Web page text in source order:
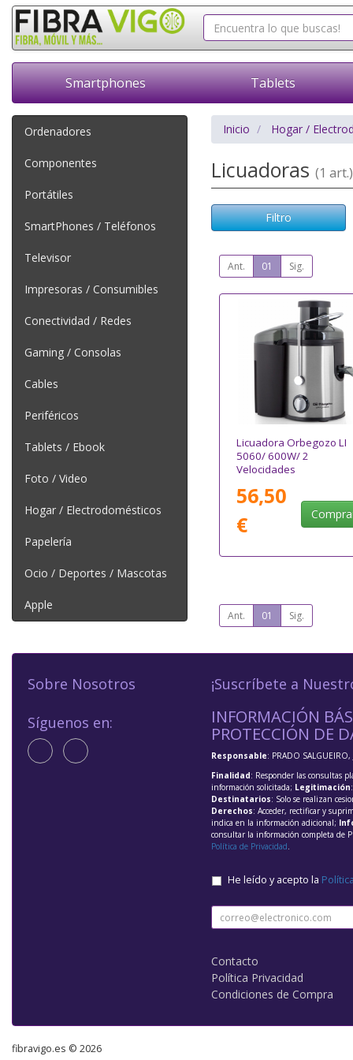
Smartphones Tablets
Ordenadores
Componentes
Portátiles
SmartPhones / Teléfonos
Televisor
Impresoras / Consumibles
Conectividad / Redes
Gaming / Consolas
Cables
Periféricos
Tablets / Ebook
Foto / Video
Hogar / Electrodomésticos
Papelería
Ocio / Deportes / Mascotas
Apple
Inicio Hogar /
Licuadoras (1 art.)
Filtro
Ant. 01 Sig.
Licuadora Orbegozo LI
5060/ 600W/ 2
Velocidades
56,50
€
Ant. 01 Sig.
Sobre Nosotros
Síguenos en:
¡Suscríbete a
INFORMACIÓN
PROTECCIÓN DE
Responsable: PRADO SALGUEIRO,
Finalidad: Responder las consultas
información solicitada; Legitimación
Destinatarios: Solo se realizan
Derechos: Acceder, rectificar y
indica en la información adicional;
consultar la información completa de
Política de Privacidad.
He leído y acepto la
Contacto
Política Privacidad
Condiciones de Compra
fibravigo.es © 2026